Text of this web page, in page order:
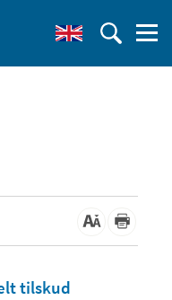
tilskud